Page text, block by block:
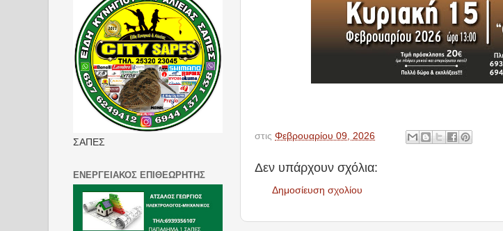
στις Φεβρουαρίου 09, 2026
Δεν υπάρχουν σχόλια:
Δημοσίευση σχολίου
ΣΑΠΕΣ
ΕΝΕΡΓΕΙΑΚΟΣ ΕΠΙΘΕΩΡΗΤΗΣ